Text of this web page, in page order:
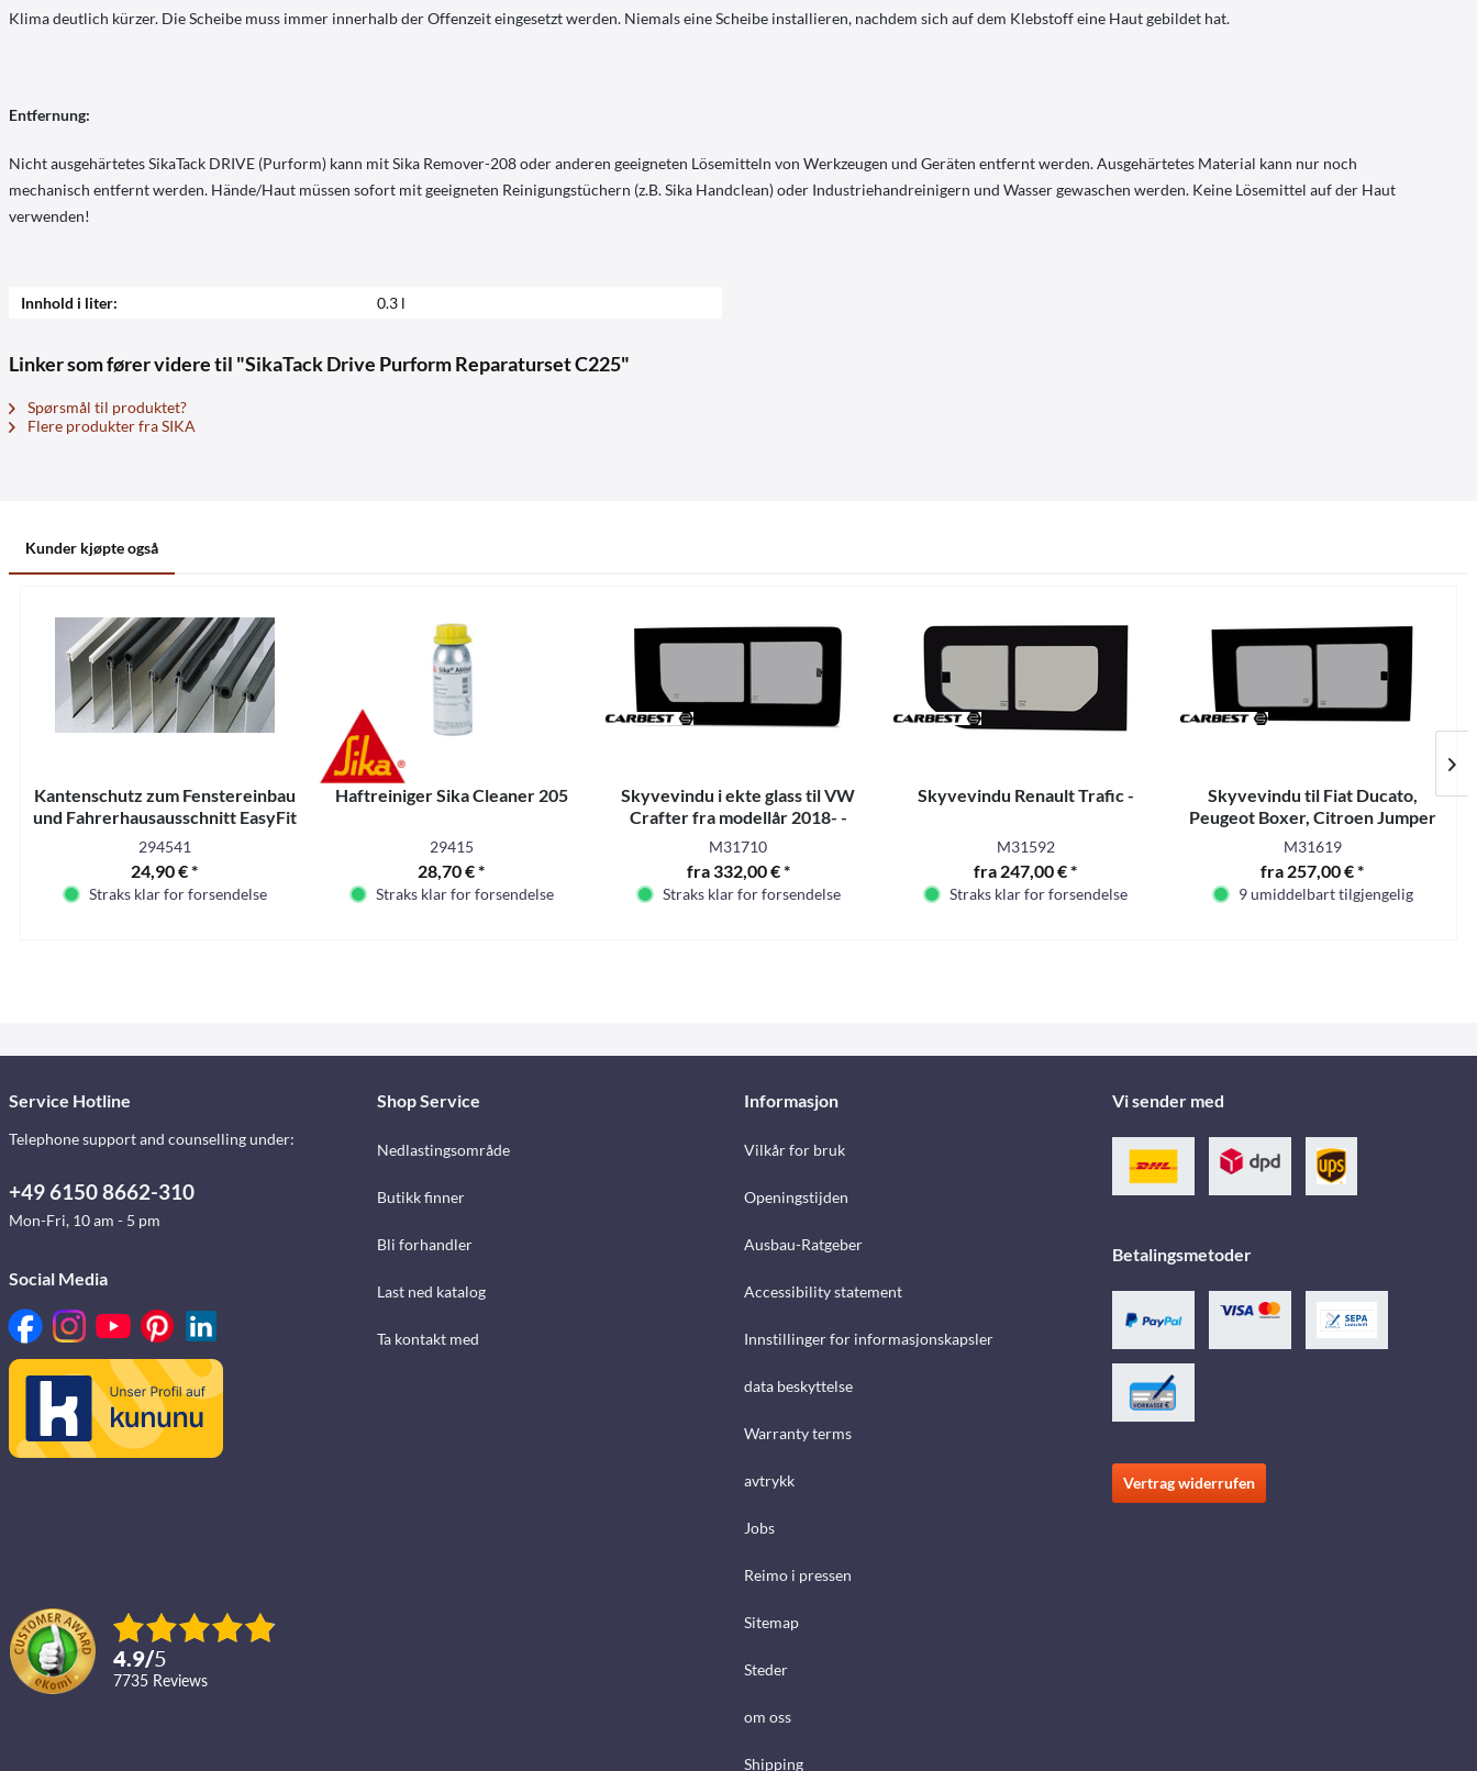
Klima deutlich kürzer. Die Scheibe muss immer innerhalb der Offenzeit eingesetzt werden. Niemals eine Scheibe installieren, nachdem sich auf dem Klebstoff eine Haut gebildet hat.
Entfernung:
Nicht ausgehärtetes SikaTack DRIVE (Purform) kann mit Sika Remover-208 oder anderen geeigneten Lösemitteln von Werkzeugen und Geräten entfernt werden. Ausgehärtetes Material kann nur noch
mechanisch entfernt werden. Hände/Haut müssen sofort mit geeigneten Reinigungstüchern (z.B. Sika Handclean) oder Industriehandreinigern und Wasser gewaschen werden. Keine Lösemittel auf der Haut
verwenden!
Innhold i liter: 0.3 l
Linker som fører videre til "SikaTack Drive Purform Reparaturset C225"
Spørsmål til produktet?
Flere produkter fra SIKA
Kunder kjøpte også
Kantenschutz zum Fenstereinbau
und Fahrerhausausschnitt EasyFit
T5
294541
24,90 € *
Straks klar for forsendelse
Haftreiniger Sika Cleaner 205
29415
28,70 € *
Straks klar for forsendelse
Skyvevindu i ekte glass til VW
Crafter fra modellår 2018- -
M31710
fra 332,00 € *
Straks klar for forsendelse
Skyvevindu Renault Trafic -
M31592
fra 247,00 € *
Straks klar for forsendelse
Skyvevindu til Fiat Ducato,
Peugeot Boxer, Citroen Jumper
fra modellår 2007 -
M31619
fra 257,00 € *
9 umiddelbart tilgjengelig
Service Hotline
Telephone support and counselling under:
+49 6150 8662-310
Mon-Fri, 10 am - 5 pm
Social Media
4.9/5
7735 reviews
Shop Service
Nedlastingsområde
Butikk finner
Bli forhandler
Last ned katalog
Ta kontakt med
Informasjon
Vilkår for bruk
Openingstijden
Ausbau-Ratgeber
Accessibility statement
Innstillinger for informasjonskapsler
data beskyttelse
Warranty terms
avtrykk
Jobs
Reimo i pressen
Sitemap
Steder
om oss
Shipping
Vi sender med
Betalingsmetoder
Vertrag widerrufen